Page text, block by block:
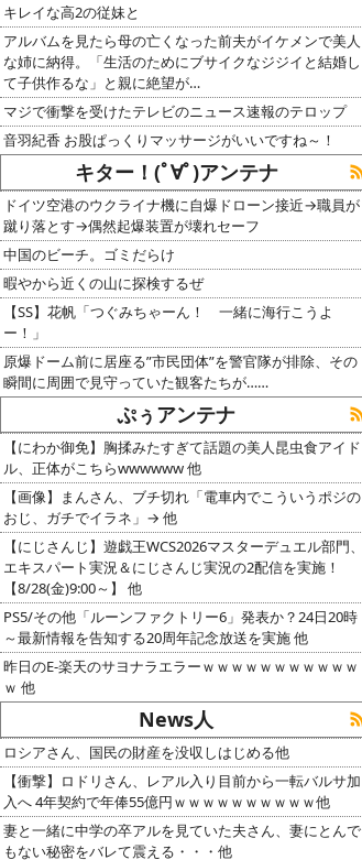
キレイな高2の従妹と
アルバムを見たら母の亡くなった前夫がイケメンで美人
な姉に納得。「生活のためにブサイクなジジイと結婚し
て子供作るな」と親に絶望が…
マジで衝撃を受けたテレビのニュース速報のテロップ
音羽紀香 お股ぱっくりマッサージがいいですね～！
キター！(ﾟ∀ﾟ)アンテナ
ドイツ空港のウクライナ機に自爆ドローン接近→職員が
蹴り落とす→偶然起爆装置が壊れセーフ
中国のビーチ。ゴミだらけ
暇やから近くの山に探検するぜ
【SS】花帆「つぐみちゃーん！ 一緒に海行こうよ
ー！」
原爆ドーム前に居座る”市民団体”を警官隊が排除、その
瞬間に周囲で見守っていた観客たちが……
ぷぅアンテナ
【にわか御免】胸揉みたすぎて話題の美人昆虫食アイド
ル、正体がこちらwwwwww 他
【画像】まんさん、ブチ切れ「電車内でこういうポジの
おじ、ガチでイラネ」→ 他
【にじさんじ】遊戯王WCS2026マスターデュエル部門、
エキスパート実況＆にじさんじ実況の2配信を実施！
【8/28(金)9:00～】 他
PS5/その他「ルーンファクトリー6」発表か？24日20時
～最新情報を告知する20周年記念放送を実施 他
昨日のE-楽天のサヨナラエラーｗｗｗｗｗｗｗｗｗｗｗ
ｗ 他
News人
ロシアさん、国民の財産を没収しはじめる他
【衝撃】ロドリさん、レアル入り目前から一転バルサ加
入へ 4年契約で年俸55億円ｗｗｗｗｗｗｗｗｗｗ他
妻と一緒に中学の卒アルを見ていた夫さん、妻にとんで
もない秘密をバレて震える・・・他